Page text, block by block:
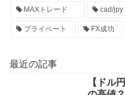
MAXトレード cad/jpy
プライベート FX成功
最近の記事
【ドル